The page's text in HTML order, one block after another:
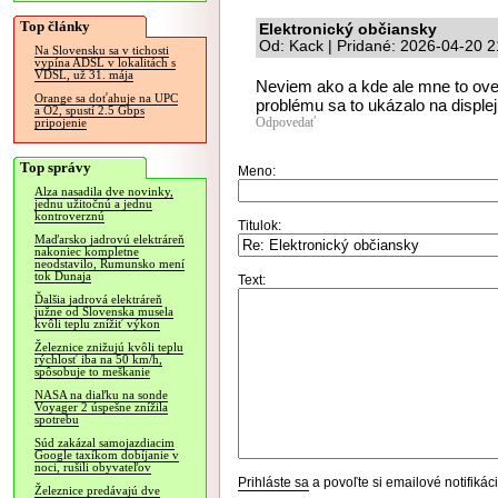
Top články
Na Slovensku sa v tichosti
vypína ADSL v lokalitách s
VDSL, už 31. mája
Orange sa doťahuje na UPC
a O2, spustí 2.5 Gbps
pripojenie
Top správy
Alza nasadila dve novinky,
jednu užitočnú a jednu
kontroverznú
Maďarsko jadrovú elektráreň
nakoniec kompletne
neodstavilo, Rumunsko mení
tok Dunaja
Ďalšia jadrová elektráreň
južne od Slovenska musela
kvôli teplu znížiť výkon
Železnice znižujú kvôli teplu
rýchlosť iba na 50 km/h,
spôsobuje to meškanie
NASA na diaľku na sonde
Voyager 2 úspešne znížila
spotrebu
Súd zakázal samojazdiacim
Google taxíkom dobíjanie v
noci, rušili obyvateľov
Železnice predávajú dve
Elektronický občiansky
Od: Kack | Pridané: 2026-04-20
Neviem ako a kde ale mne to
problému sa to ukázalo na
Odpovedať
Meno:
Titulok:
Text:
Prihláste sa a povoľte si emailové